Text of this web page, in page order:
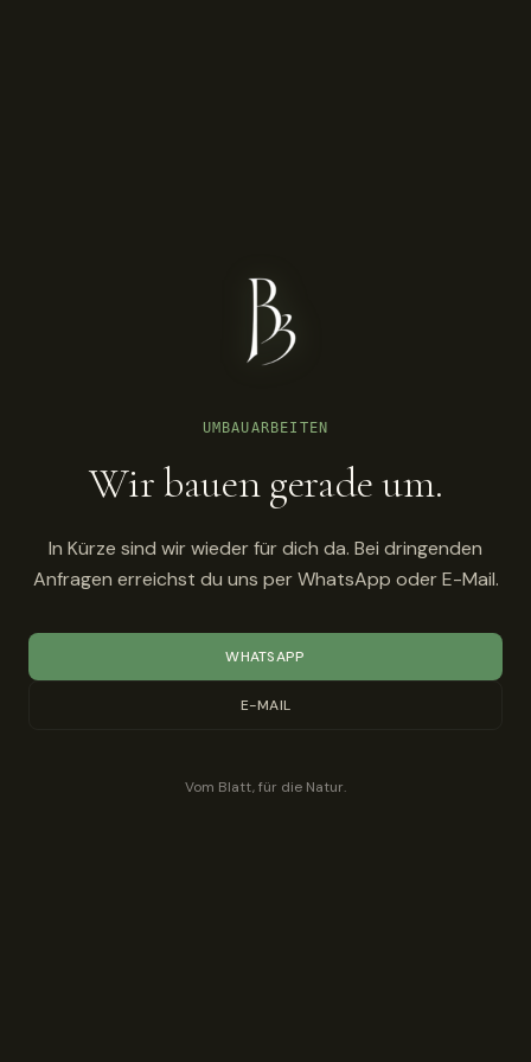
UMBAUARBEITEN
Wir bauen gerade um.
In Kürze sind wir wieder für dich da. Bei dringenden
Anfragen erreichst du uns per WhatsApp oder E-Mail.
WHATSAPP
E-MAIL
Vom Blatt, für die Natur.